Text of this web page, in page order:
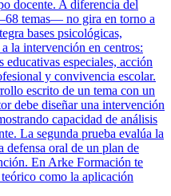
docente. A diferencia del
temas— no gira en torno a
bases psicológicas,
la intervención en centros:
educativas especiales, acción
y convivencia escolar.
escrito de un tema con un
debe diseñar una intervención
capacidad de análisis
La segunda prueba evalúa la
defensa oral de un plan de
En Arke Formación te
como la aplicación